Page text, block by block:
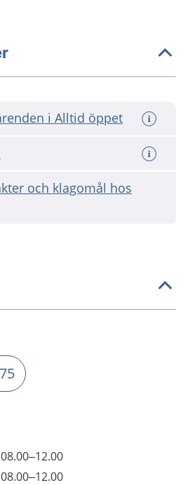
i Alltid öppet
och klagomål hos
08.00–12.00
08.00–12.00